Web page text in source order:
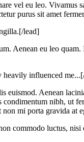
vel eu leo. Vivamus
purus sit amet
lead]
Aenean eu leo
influenced
Aenean
nibh, ut
mi porta gravida at
commodo luctus,